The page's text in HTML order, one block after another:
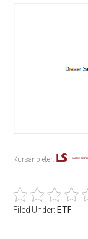
Kursanbieter:
Filed Under: ETF